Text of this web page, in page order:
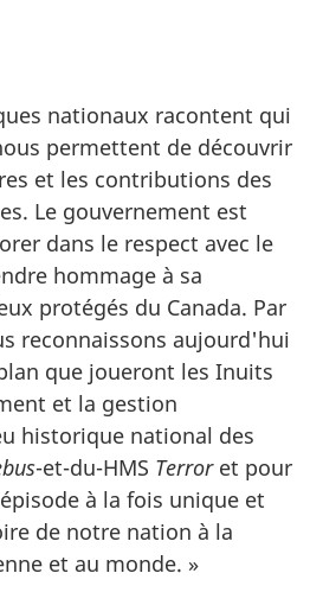
nationaux racontent qui
permettent de découvrir
et les contributions des
Le gouvernement est
dans le respect avec le
hommage à sa
protégés du Canada. Par
reconnaissons aujourd'hui
que joueront les Inuits
et la gestion
historique national des
-et-du-HMS Terroret pour
à la fois unique et
de notre nation à la
et au monde. »